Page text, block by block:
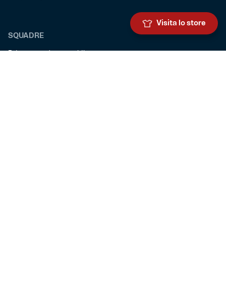
SQUADRE
Visita lo store